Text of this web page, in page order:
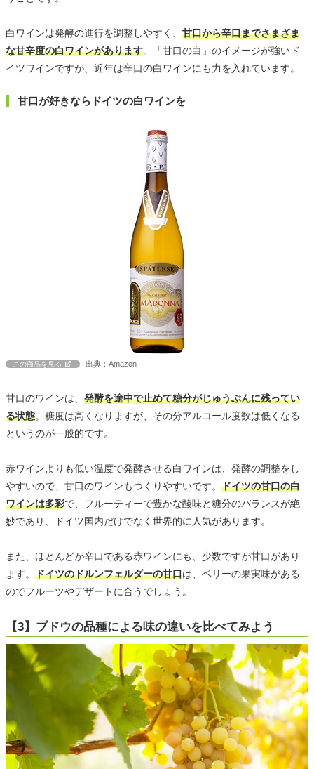
白ワインは発酵の進行を調整しやすく、 甘口から辛口までさまざま
な甘辛度の白ワインがあります。「甘口の白」のイメージが強いド
イツワインですが、近年は辛口の白ワインにも力を入れています。
甘口が好きならドイツの白ワインを
この商品を見る 出典：Amazon
甘口のワインは、 発酵を途中で止めて糖分がじゅうぶんに残ってい
る状態。糖度は高くなりますが、その分アルコール度数は低くなる
というのが一般的です。
赤ワインよりも低い温度で発酵させる白ワインは、発酵の調整をし
やすいので、甘口のワインもつくりやすいです。 ドイツの甘口の白
ワインは多彩で、フルーティーで豊かな酸味と糖分のバランスが絶
妙であり、ドイツ国内だけでなく世界的に人気があります。
また、ほとんどが辛口である赤ワインにも、少数ですが甘口があり
ます。 ドイツのドルンフェルダーの甘口は、ベリーの果実味がある
のでフルーツやデザートに合うでしょう。
【3】ブドウの品種による味の違いを比べてみよう